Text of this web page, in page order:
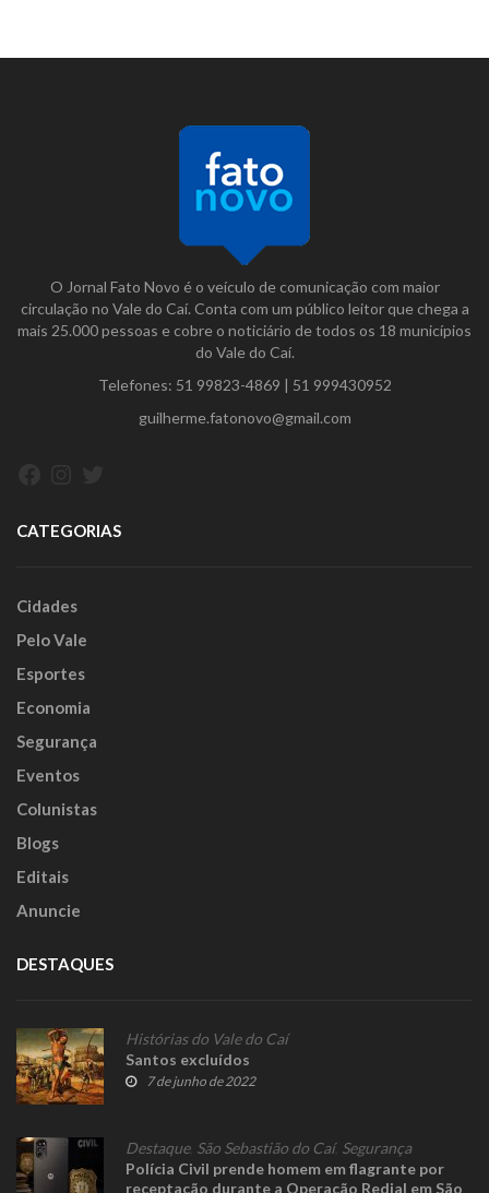
O Jornal Fato Novo é o veículo de comunicação com maior
circulação no Vale do Caí. Conta com um público leitor que chega a
mais 25.000 pessoas e cobre o noticiário de todos os 18 municípios
do Vale do Caí.
Telefones: 51 99823-4869 | 51 999430952
guilherme.fatonovo@gmail.com
CATEGORIAS
Cidades
Pelo Vale
Esportes
Economia
Segurança
Eventos
Colunistas
Blogs
Editais
Anuncie
DESTAQUES
Histórias do Vale do Caí
Santos excluídos
7 de junho de 2022
Destaque, São Sebastião do Caí, Segurança
Polícia Civil prende homem em flagrante por
receptação durante a Operação Redial em São